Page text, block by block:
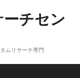
チセン
ムリサーチ専門